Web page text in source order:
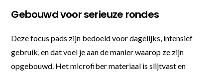
Gebouwd voor serieuze rondes
Deze focus pads zijn bedoeld voor dagelijks, intensief
gebruik, en dat voel je aan de manier waarop ze zijn
opgebouwd. Het microfiber materiaal is slijtvast en